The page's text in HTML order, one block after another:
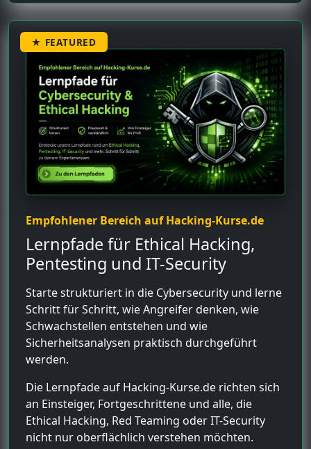
★ FEATURED
Empfohlener Bereich auf Hacking-Kurse.de
Lernpfade für Ethical Hacking,
Pentesting und IT-Security
Starte strukturiert in die Cybersecurity und lerne
Schritt für Schritt, wie Angreifer denken, wie
Schwachstellen entstehen und wie
Sicherheitsanalysen praktisch durchgeführt
werden.
Die Lernpfade auf Hacking-Kurse.de richten sich
an Einsteiger, Fortgeschrittene und alle, die
Ethical Hacking, Red Teaming oder IT-Security
nicht nur oberflächlich verstehen möchten.